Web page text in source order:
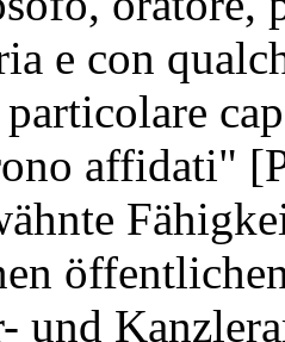
e con
particolare
affidati"
und